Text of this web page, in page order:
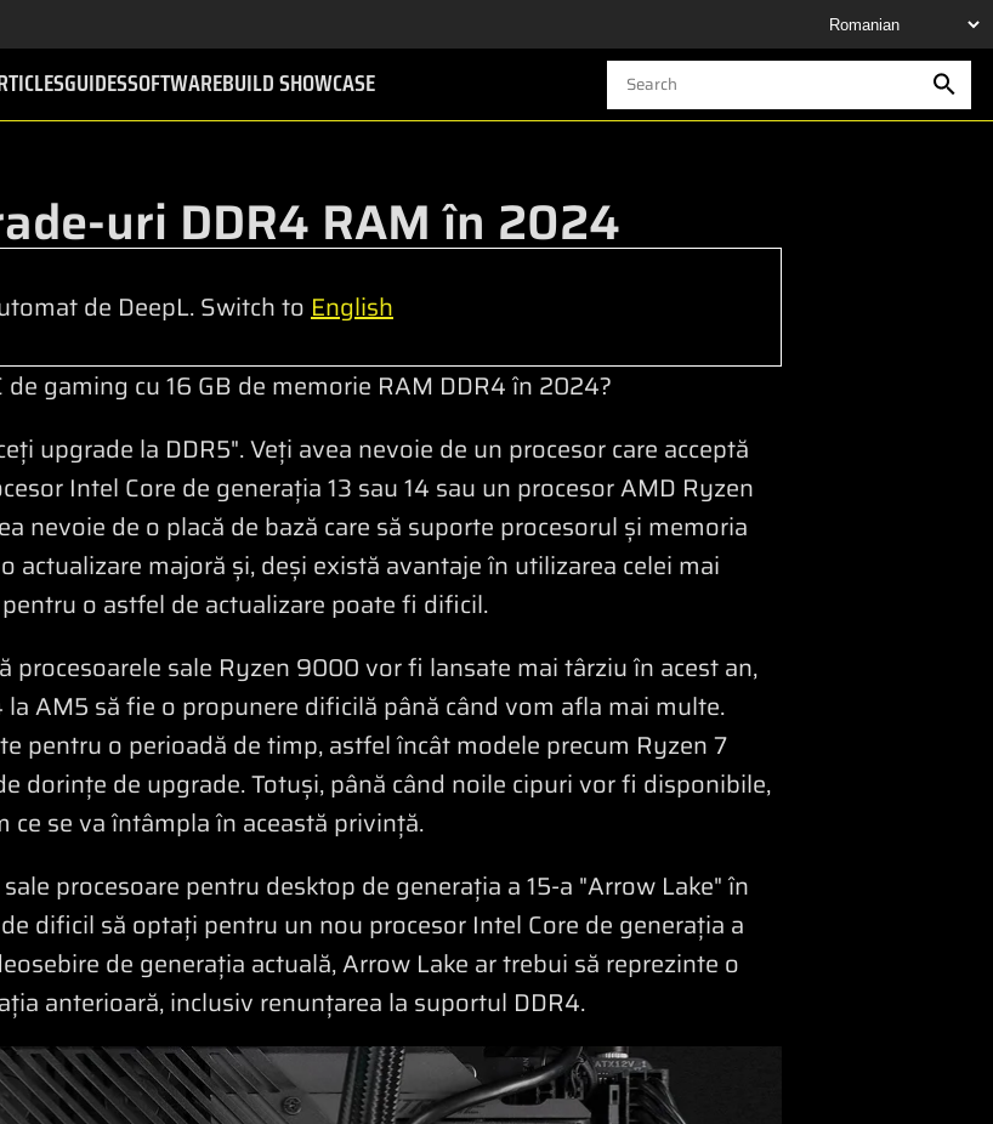
GUIDESSOFTWAREBUILD SHOWCASE
uri DDR4 RAM în 2024
de DeepL. Switch toEnglish
gaming cu 16 GB de memorie RAM DDR4 în 2024?
upgrade la DDR5". Veți avea nevoie de un procesor care acceptă
Intel Core de generația 13 sau 14 sau un procesor AMD Ryzen
nevoie de o placă de bază care să suporte procesorul și memoria
actualizare majoră și, deși există avantaje în utilizarea celei mai
o astfel de actualizare poate fi dificil.
procesoarele sale Ryzen 9000 vor fi lansate mai târziu în acest an,
la AM5 să fie o propunere dificilă până când vom afla mai multe.
pentru o perioadă de timp, astfel încât modele precum Ryzen 7
dorințe de upgrade. Totuși, până când noile cipuri vor fi disponibile,
se va întâmpla în această privință.
procesoare pentru desktop de generația a 15-a "Arrow Lake" în
dificil să optați pentru un nou procesor Intel Core de generația a
de generația actuală, Arrow Lake ar trebui să reprezinte o
anterioară, inclusiv renunțarea la suportul DDR4.